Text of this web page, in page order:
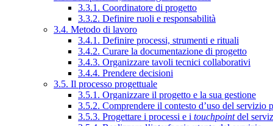
3.3.1. Coordinatore di progetto
3.3.2. Definire ruoli e responsabilità
3.4. Metodo di lavoro
3.4.1. Definire processi, strumenti e rituali
3.4.2. Curare la documentazione di progetto
3.4.3. Organizzare tavoli tecnici collaborativi
3.4.4. Prendere decisioni
3.5. Il processo progettuale
3.5.1. Organizzare il progetto e la sua gestione
3.5.2. Comprendere il contesto d’uso del servizio
3.5.3. Progettare i processi e i touchpointdel